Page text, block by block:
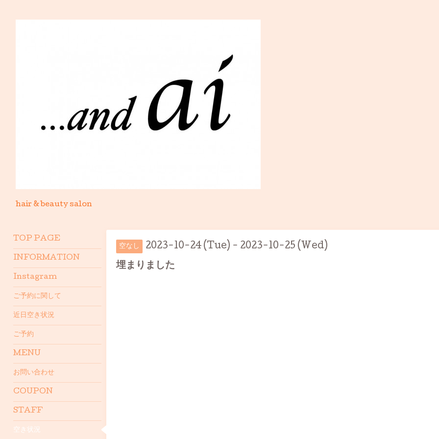
hair & beauty salon
空なし 2023-10-24 (Tue) - 2023-10-25 (Wed)
埋まりました
TOP PAGE
INFORMATION
Instagram
ご予約に関して
近日空き状況
ご予約
MENU
お問い合わせ
COUPON
STAFF
空き状況